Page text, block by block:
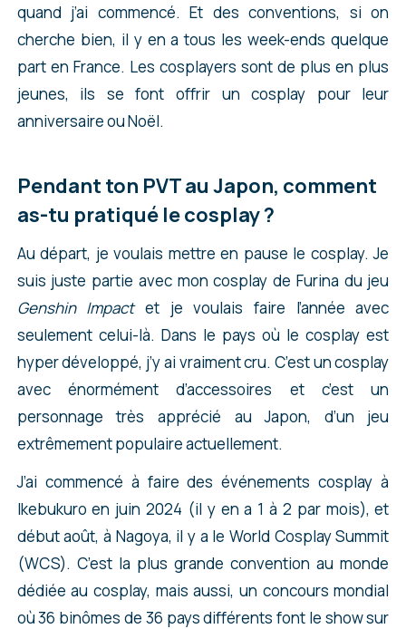
quand j’ai commencé. Et des conventions, si on
cherche bien, il y en a tous les week-ends quelque
part en France. Les cosplayers sont de plus en plus
jeunes, ils se font offrir un cosplay pour leur
anniversaire ou Noël.
Pendant ton PVT au Japon, comment
as-tu pratiqué le cosplay ?
Au départ, je voulais mettre en pause le cosplay. Je
suis juste partie avec mon cosplay de Furina du jeu
Genshin Impactet je voulais faire l’année avec
seulement celui-là. Dans le pays où le cosplay est
hyper développé, j’y ai vraiment cru. C’est un cosplay
avec énormément d’accessoires et c’est un
personnage très apprécié au Japon, d’un jeu
extrêmement populaire actuellement.
J’ai commencé à faire des événements cosplay à
Ikebukuro en juin 2024 (il y en a 1 à 2 par mois), et
début août, à Nagoya, il y a le World Cosplay Summit
(WCS). C’est la plus grande convention au monde
dédiée au cosplay, mais aussi, un concours mondial
où 36 binômes de 36 pays différents font le show sur